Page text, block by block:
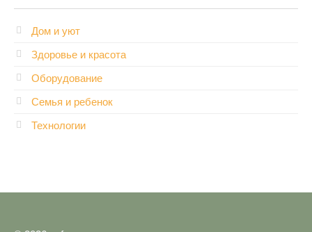
Дом и уют
Здоровье и красота
Оборудование
Семья и ребенок
Технологии